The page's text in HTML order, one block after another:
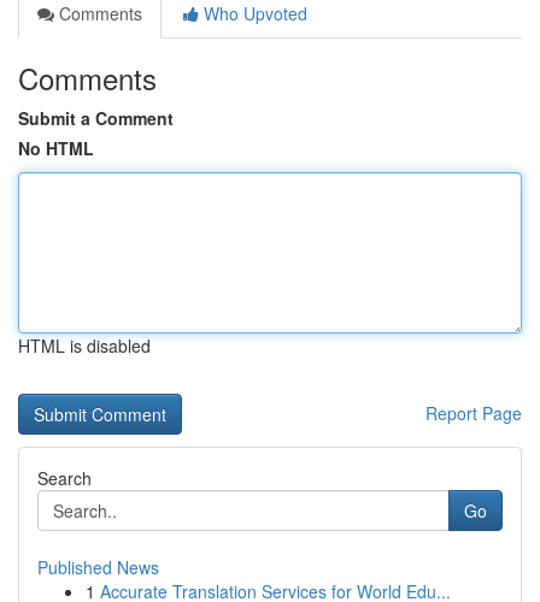
Comments
Who Upvoted
Comments
Submit a Comment
No HTML
HTML is disabled
Report Page
Search
Go
Published News
1 Accurate Translation Services for World Edu...